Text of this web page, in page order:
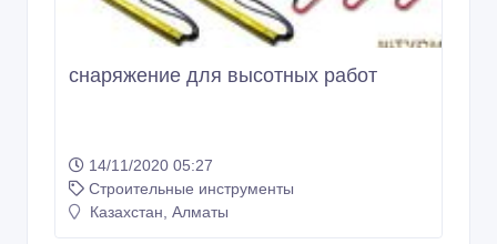
снаряжение для высотных работ
14/11/2020 05:27
Строительные инструменты
Казахстан, Алматы